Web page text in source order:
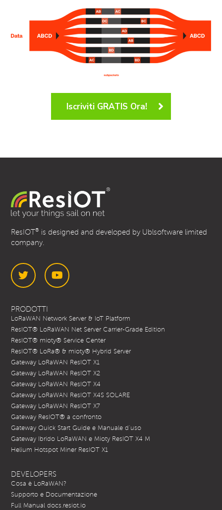
Iscriviti GRATIS Ora!
ResIOT® is designed and developed by Ublsoftware limited
company.
PRODOTTI
LoRaWAN Network Server & IoT Platform
ResIOT® LoRaWAN Net Server Carrier-Grade Edition
ResIOT® mioty® Service Center
ResIOT® LoRa® & mioty® Hybrid Server
Gateway LoRaWAN ResIOT X1
Gateway LoRaWAN ResIOT X2
Gateway LoRaWAN ResIOT X4
Gateway LoRaWAN ResIOT X4S SOLARE
Gateway LoRaWAN ResIOT X7
Gateway ResIOT® a confronto
Gateway Quick Start Guide e Manuale d’uso
Gateway Ibrido LoRaWAN e Mioty ResIOT X4 M
Helium Hotspot Miner ResIOT X1
DEVELOPERS
Cosa è LoRaWAN?
Supporto e Documentazione
Full Manual docs.resiot.io